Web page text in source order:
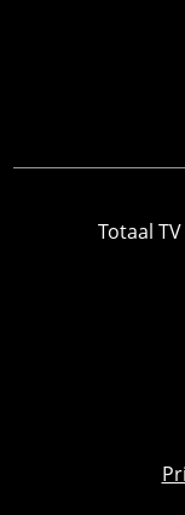
Totaal